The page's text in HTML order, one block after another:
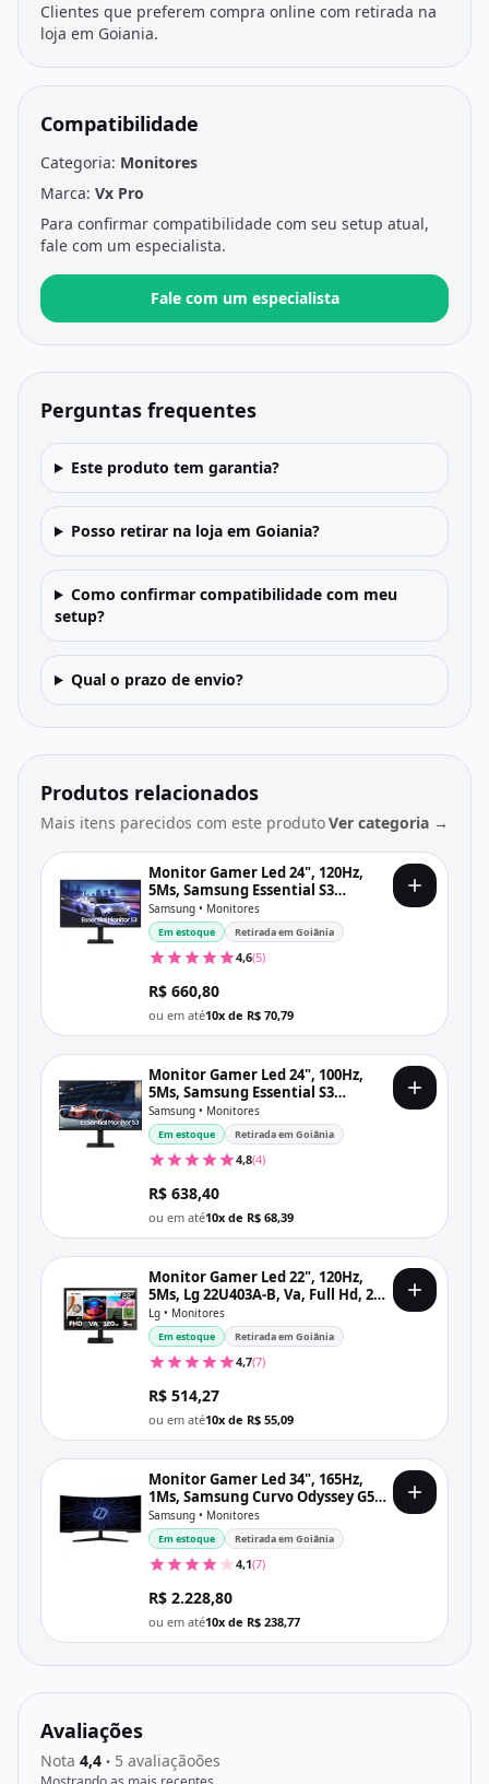
Clientes que preferem compra online com retirada na
loja em Goiania.
Compatibilidade
Categoria: Monitores
Marca: Vx Pro
Para confirmar compatibilidade com seu setup atual,
fale com um especialista.
Fale com um especialista
Perguntas frequentes
Este produto tem garantia?
Posso retirar na loja em Goiania?
Como confirmar compatibilidade com meu
setup?
Qual o prazo de envio?
Produtos relacionados
Mais itens parecidos com este produtoVer categoria →
Monitor Gamer Led 24", 120Hz,
5Ms, Samsung Essential S3
Ls24F320Galmzd, Ips, Fhd, 2x Hdmi,
Vesa, Preto
Samsung • Monitores
Em estoque Retirada em Goiânia
4,6(5)
R$ 660,80
ou em até10x de R$ 70,79
Monitor Gamer Led 24", 100Hz,
5Ms, Samsung Essential S3
Ls24D300Galmzd, Ips, Fhd, Hdmi,
Vga, Vesa, Preto
Samsung • Monitores
Em estoque Retirada em Goiânia
4,8(4)
R$ 638,40
ou em até10x de R$ 68,39
Monitor Gamer Led 22", 120Hz,
5Ms, Lg 22U403A-B, Va, Full Hd, 2x
Hdmi, Vesa, Preto
Lg • Monitores
Em estoque Retirada em Goiânia
4,7(7)
R$ 514,27
ou em até10x de R$ 55,09
Monitor Gamer Led 34", 165Hz,
1Ms, Samsung Curvo Odyssey G5
Lc34G55Twwlmzd, Va, Uw, Qhd,
Dp, Hdmi, Vesa, Preto
Samsung • Monitores
Em estoque Retirada em Goiânia
4,1(7)
R$ 2.228,80
ou em até10x de R$ 238,77
Avaliações
Nota 4,4 • 5 avaliaçãoões